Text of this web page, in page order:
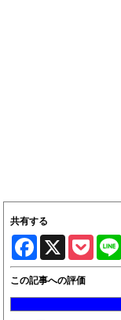
共有する
Facebook
X Pocket
この記事への評価